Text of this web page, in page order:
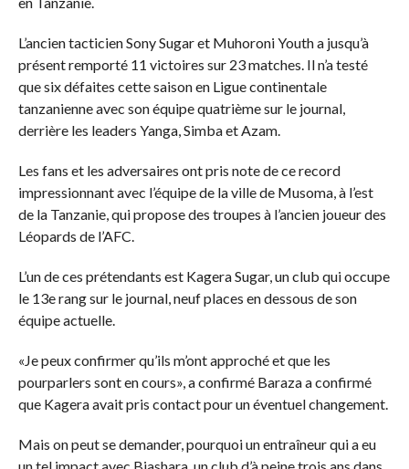
L’ancien tacticien Sony Sugar et Muhoroni Youth a jusqu’à
présent remporté 11 victoires sur 23 matches. Il n’a testé
que six défaites cette saison en Ligue continentale
tanzanienne avec son équipe quatrième sur le journal,
derrière les leaders Yanga, Simba et Azam.
Les fans et les adversaires ont pris note de ce record
impressionnant avec l’équipe de la ville de Musoma, à l’est
de la Tanzanie, qui propose des troupes à l’ancien joueur des
Léopards de l’AFC.
L’un de ces prétendants est Kagera Sugar, un club qui occupe
le 13e rang sur le journal, neuf places en dessous de son
équipe actuelle.
«Je peux confirmer qu’ils m’ont approché et que les
pourparlers sont en cours», a confirmé Baraza a confirmé
que Kagera avait pris contact pour un éventuel changement.
Mais on peut se demander, pourquoi un entraîneur qui a eu